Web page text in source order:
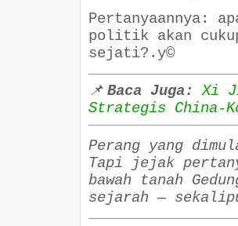
Pertanyaannya:
politik akan
sejati? .y©
📌 Baca Juga:
Xi
Strategis China-
Perang yang
Tapi jejak
bawah tanah
sejarah —